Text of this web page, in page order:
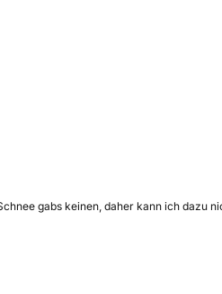
gabs keinen, daher kann ich dazu